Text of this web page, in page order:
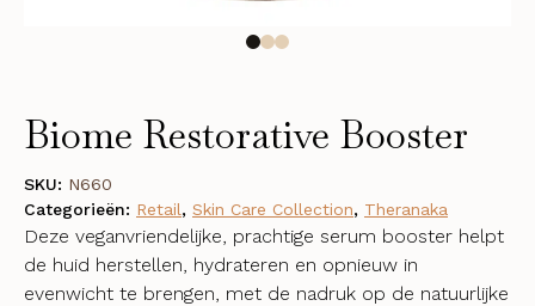
Biome Restorative Booster
Deze veganvriendelijke, prachtige serum booster helpt
de huid herstellen, hydrateren en opnieuw in
evenwicht te brengen, met de nadruk op de natuurlijke
SKU: N660
Categorieën: Retail, Skin Care Collection, Theranaka